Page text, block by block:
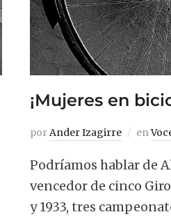
¡Mujeres en
porAnder Izagirre en
Podríamos hablar de
vencedor de cinco
y 1933, tres